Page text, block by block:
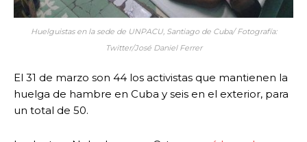
Huelguistas en la sede de UNPACU, Santiago de Cuba/ Fotografía:
Twitter/José Daniel Ferrer
El 31 de marzo son 44 los activistas que mantienen la
huelga de hambre en Cuba y seis en el exterior, para
un total de 50.